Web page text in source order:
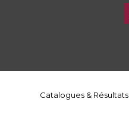
Catalogues & Résultats